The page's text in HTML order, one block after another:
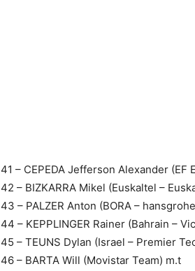
41 – CEPEDA Jefferson Alexander (EF
42 – BIZKARRA Mikel (Euskaltel –
43 – PALZER Anton (BORA –
44 – KEPPLINGER Rainer (Bahrain –
45 – TEUNS Dylan (Israel – Premier
46 – BARTA Will (Movistar Team) m.t